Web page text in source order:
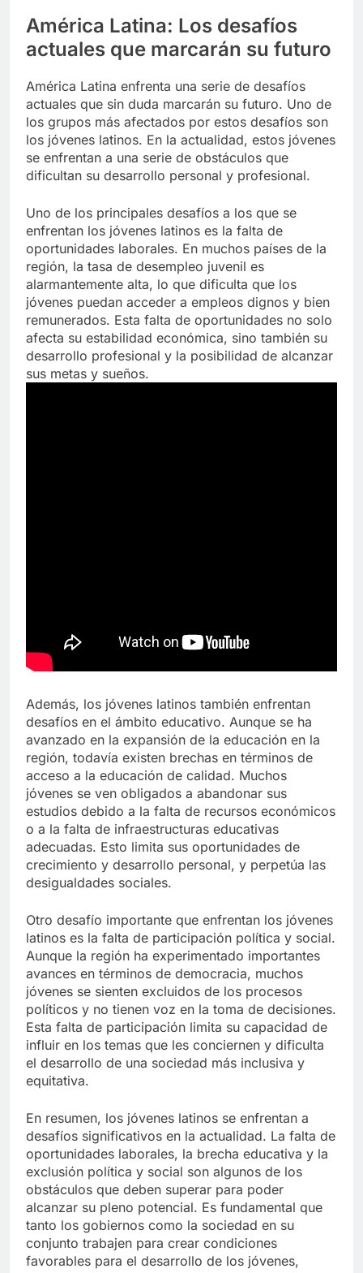
América Latina: Los desafíos
actuales que marcarán su futuro
América Latina enfrenta una serie de desafíos
actuales que sin duda marcarán su futuro. Uno de
los grupos más afectados por estos desafíos son
los jóvenes latinos. En la actualidad, estos jóvenes
se enfrentan a una serie de obstáculos que
dificultan su desarrollo personal y profesional.
Uno de los principales desafíos a los que se
enfrentan los jóvenes latinos es la falta de
oportunidades laborales. En muchos países de la
región, la tasa de desempleo juvenil es
alarmantemente alta, lo que dificulta que los
jóvenes puedan acceder a empleos dignos y bien
remunerados. Esta falta de oportunidades no solo
afecta su estabilidad económica, sino también su
desarrollo profesional y la posibilidad de alcanzar
sus metas y sueños.
Además, los jóvenes latinos también enfrentan
desafíos en el ámbito educativo. Aunque se ha
avanzado en la expansión de la educación en la
región, todavía existen brechas en términos de
acceso a la educación de calidad. Muchos
jóvenes se ven obligados a abandonar sus
estudios debido a la falta de recursos económicos
o a la falta de infraestructuras educativas
adecuadas. Esto limita sus oportunidades de
crecimiento y desarrollo personal, y perpetúa las
desigualdades sociales.
Otro desafío importante que enfrentan los jóvenes
latinos es la falta de participación política y social.
Aunque la región ha experimentado importantes
avances en términos de democracia, muchos
jóvenes se sienten excluidos de los procesos
políticos y no tienen voz en la toma de decisiones.
Esta falta de participación limita su capacidad de
influir en los temas que les conciernen y dificulta
el desarrollo de una sociedad más inclusiva y
equitativa.
En resumen, los jóvenes latinos se enfrentan a
desafíos significativos en la actualidad. La falta de
oportunidades laborales, la brecha educativa y la
exclusión política y social son algunos de los
obstáculos que deben superar para poder
alcanzar su pleno potencial. Es fundamental que
tanto los gobiernos como la sociedad en su
conjunto trabajen para crear condiciones
favorables para el desarrollo de los jóvenes,